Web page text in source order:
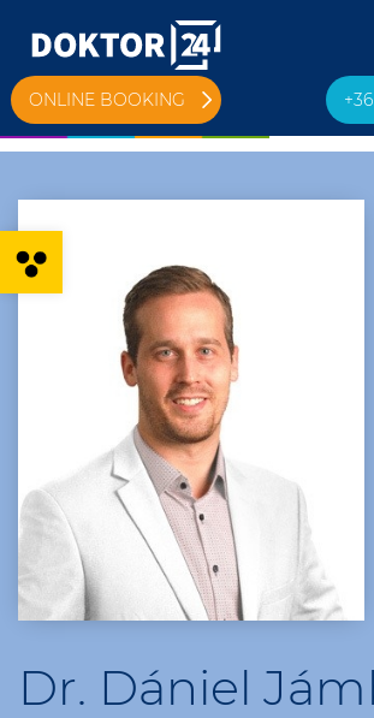
Open toolbar
ONLINE BOOKING
Dr. Dániel